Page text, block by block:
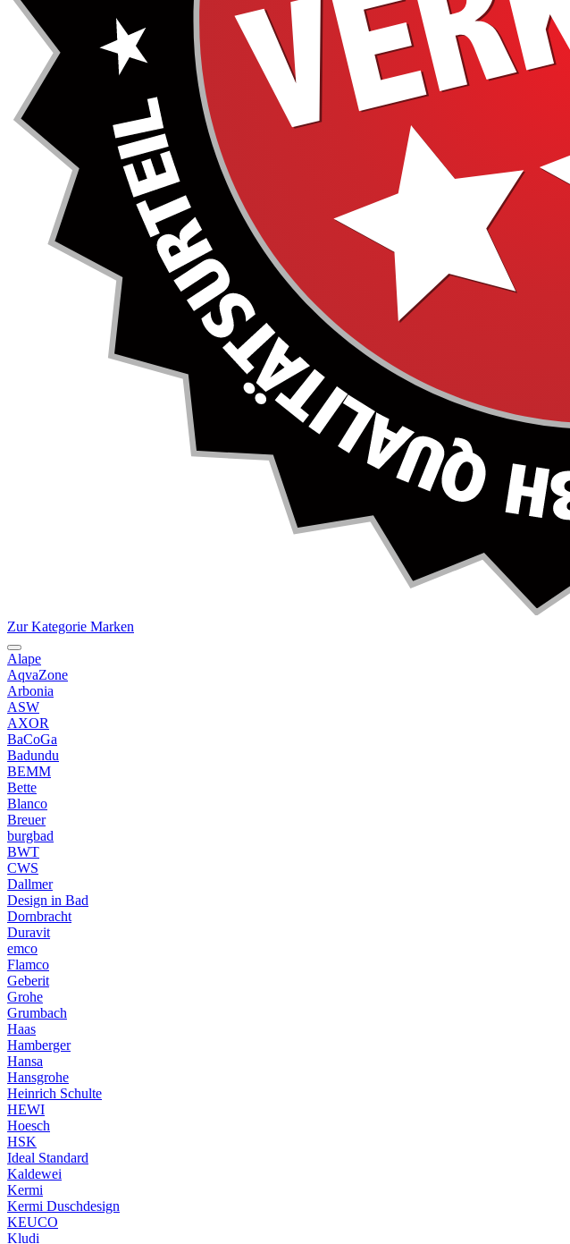
Zur Kategorie Marken
Alape
AqvaZone
Arbonia
ASW
AXOR
BaCoGa
Badundu
BEMM
Bette
Blanco
Breuer
burgbad
BWT
CWS
Dallmer
Design in Bad
Dornbracht
Duravit
emco
Flamco
Geberit
Grohe
Grumbach
Haas
Hamberger
Hansa
Hansgrohe
Heinrich Schulte
HEWI
Hoesch
HSK
Ideal Standard
Kaldewei
Kermi
Kermi Duschdesign
KEUCO
Kludi